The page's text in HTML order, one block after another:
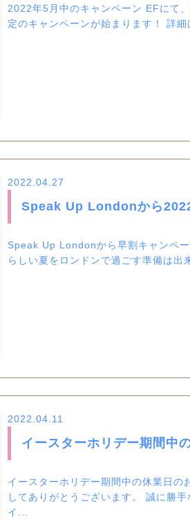
2022年5月中のキャンペーン EFにて
定のキャンペーンが始まります！ 詳
2022.04.27
Speak Up Londonから
Speak Up Londonから早割キャンペ
らしい夏をロンドンで過ごす準備は出
2022.04.11
イースターホリデー期間中
イースターホリデー期間中の休業日の
してありがとうございます。 誠に勝
イ...